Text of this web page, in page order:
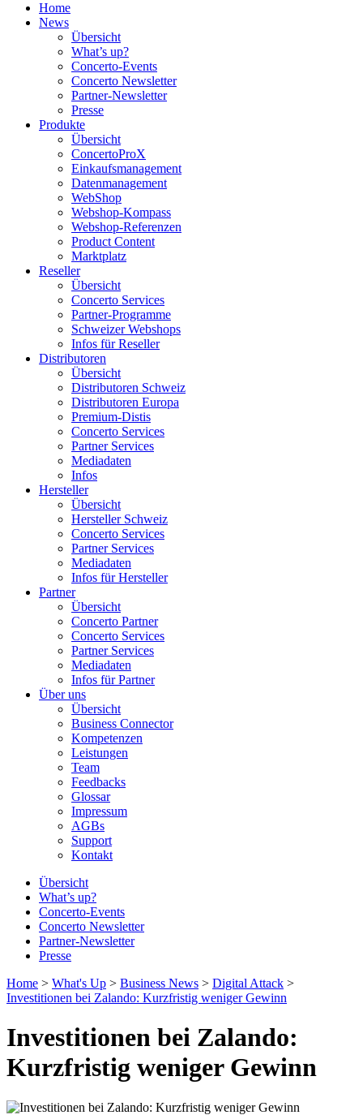
Home
News
Übersicht
What’s up?
Concerto-Events
Concerto Newsletter
Partner-Newsletter
Presse
Produkte
Übersicht
ConcertoProX
Einkaufsmanagement
Datenmanagement
WebShop
Webshop-Kompass
Webshop-Referenzen
Product Content
Marktplatz
Reseller
Übersicht
Concerto Services
Partner-Programme
Schweizer Webshops
Infos für Reseller
Distributoren
Übersicht
Distributoren Schweiz
Distributoren Europa
Premium-Distis
Concerto Services
Partner Services
Mediadaten
Infos
Hersteller
Übersicht
Hersteller Schweiz
Concerto Services
Partner Services
Mediadaten
Infos für Hersteller
Partner
Übersicht
Concerto Partner
Concerto Services
Partner Services
Mediadaten
Infos für Partner
Über uns
Übersicht
Business Connector
Kompetenzen
Leistungen
Team
Feedbacks
Glossar
Impressum
AGBs
Support
Kontakt
Übersicht
What’s up?
Concerto-Events
Concerto Newsletter
Partner-Newsletter
Presse
Home > What's Up > Business News > Digital Attack >
Investitionen bei Zalando: Kurzfristig weniger Gewinn
Investitionen bei Zalando:
Kurzfristig weniger Gewinn